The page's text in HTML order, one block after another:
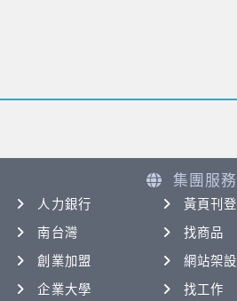
人力銀行
南台灣
創業加盟
企業大學
集團服務
黃頁刊登
找商品
網站架設
找工作